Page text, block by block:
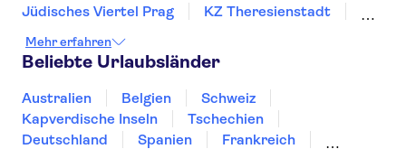
Jüdisches Viertel Prag
KZ Theresienstadt
Prague Zoo
National Museum Prague
Aquapalace Prague
Pilsner Urquell Brauerei
Museum of Communism
Wallenstein Palace
Mehr erfahren
Beliebte Urlaubsländer
Australien Belgien
Schweiz
Kapverdische Inseln
Tschechien
Deutschland
Spanien
Frankreich